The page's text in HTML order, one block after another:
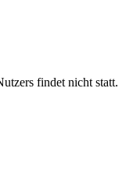
findet nicht statt.